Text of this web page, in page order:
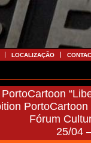
LOCALIZAÇÃO
PortoCartoon
Fórum
25/04